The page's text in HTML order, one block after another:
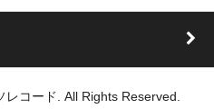
コード. All Rights Reserved.